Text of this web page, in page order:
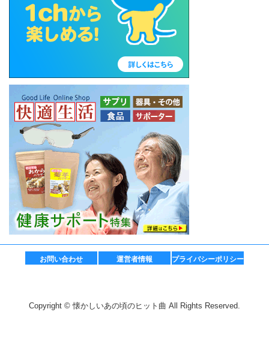
お問い合わせ 運営者情報 プライバシーポリシー
Copyright © 懐かしいあの頃のヒット曲 All Rights Reserved.